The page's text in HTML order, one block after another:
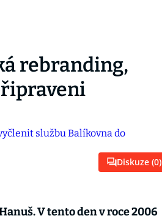
rebranding,
Diskuze (0)
V tento den v roce 2006